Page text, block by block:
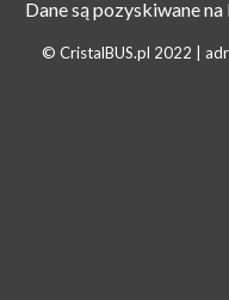
Dane są pozyskiwane
© CristalBUS.pl 2022 |